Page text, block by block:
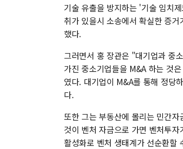
기술 유출을 방지하는 '기술 임치
취가 있을시 소송에서 확실한 증
했다.
그러면서 홍 장관은 "대기업과 중
가진 중소기업들을 M&A 하는 것
였다. 대기업이 M&A를 통해 정당
다.
또한 그는 부동산에 몰리는 민간
것이 벤처 자금으로 가면 벤처투
활성화로 벤처 생태계가 선순환할